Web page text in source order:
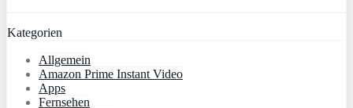
Kategorien
Allgemein
Amazon Prime Instant Video
Apps
Fernsehen